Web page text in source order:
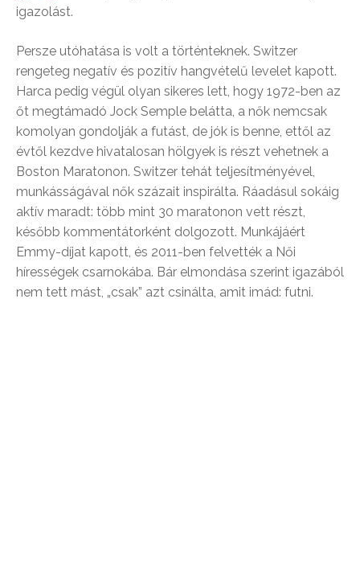
igazolást.
Persze utóhatása is volt a történteknek. Switzer
rengeteg negatív és pozitív hangvételű levelet kapott.
Harca pedig végül olyan sikeres lett, hogy 1972-ben az
őt megtámadó Jock Semple belátta, a nők nemcsak
komolyan gondolják a futást, de jók is benne, ettől az
évtől kezdve hivatalosan hölgyek is részt vehetnek a
Boston Maratonon. Switzer tehát teljesítményével,
munkásságával nők százait inspirálta. Ráadásul sokáig
aktív maradt: több mint 30 maratonon vett részt,
később kommentátorként dolgozott. Munkájáért
Emmy-díjat kapott, és 2011-ben felvették a Női
hírességek csarnokába. Bár elmondása szerint igazából
nem tett mást, „csak” azt csinálta, amit imád: futni.